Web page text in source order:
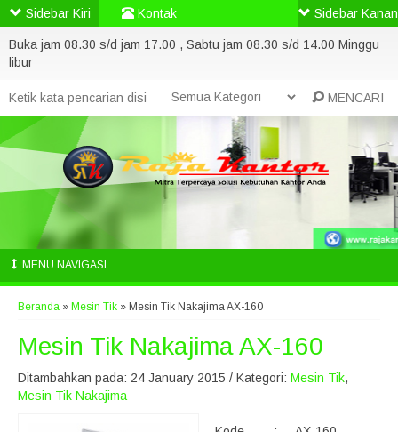
Buka jam 08.30 s/d jam 17.00 , Sabtu jam 08.30 s/d 14.00 Minggu
libur
MENCARI
MENU NAVIGASI
Beranda » Mesin Tik » Mesin Tik Nakajima AX-160
Mesin Tik Nakajima AX-160
Ditambahkan pada: 24 January 2015 / Kategori: Mesin Tik,
Mesin Tik Nakajima
Sidebar Kiri Kontak Sidebar Kanan